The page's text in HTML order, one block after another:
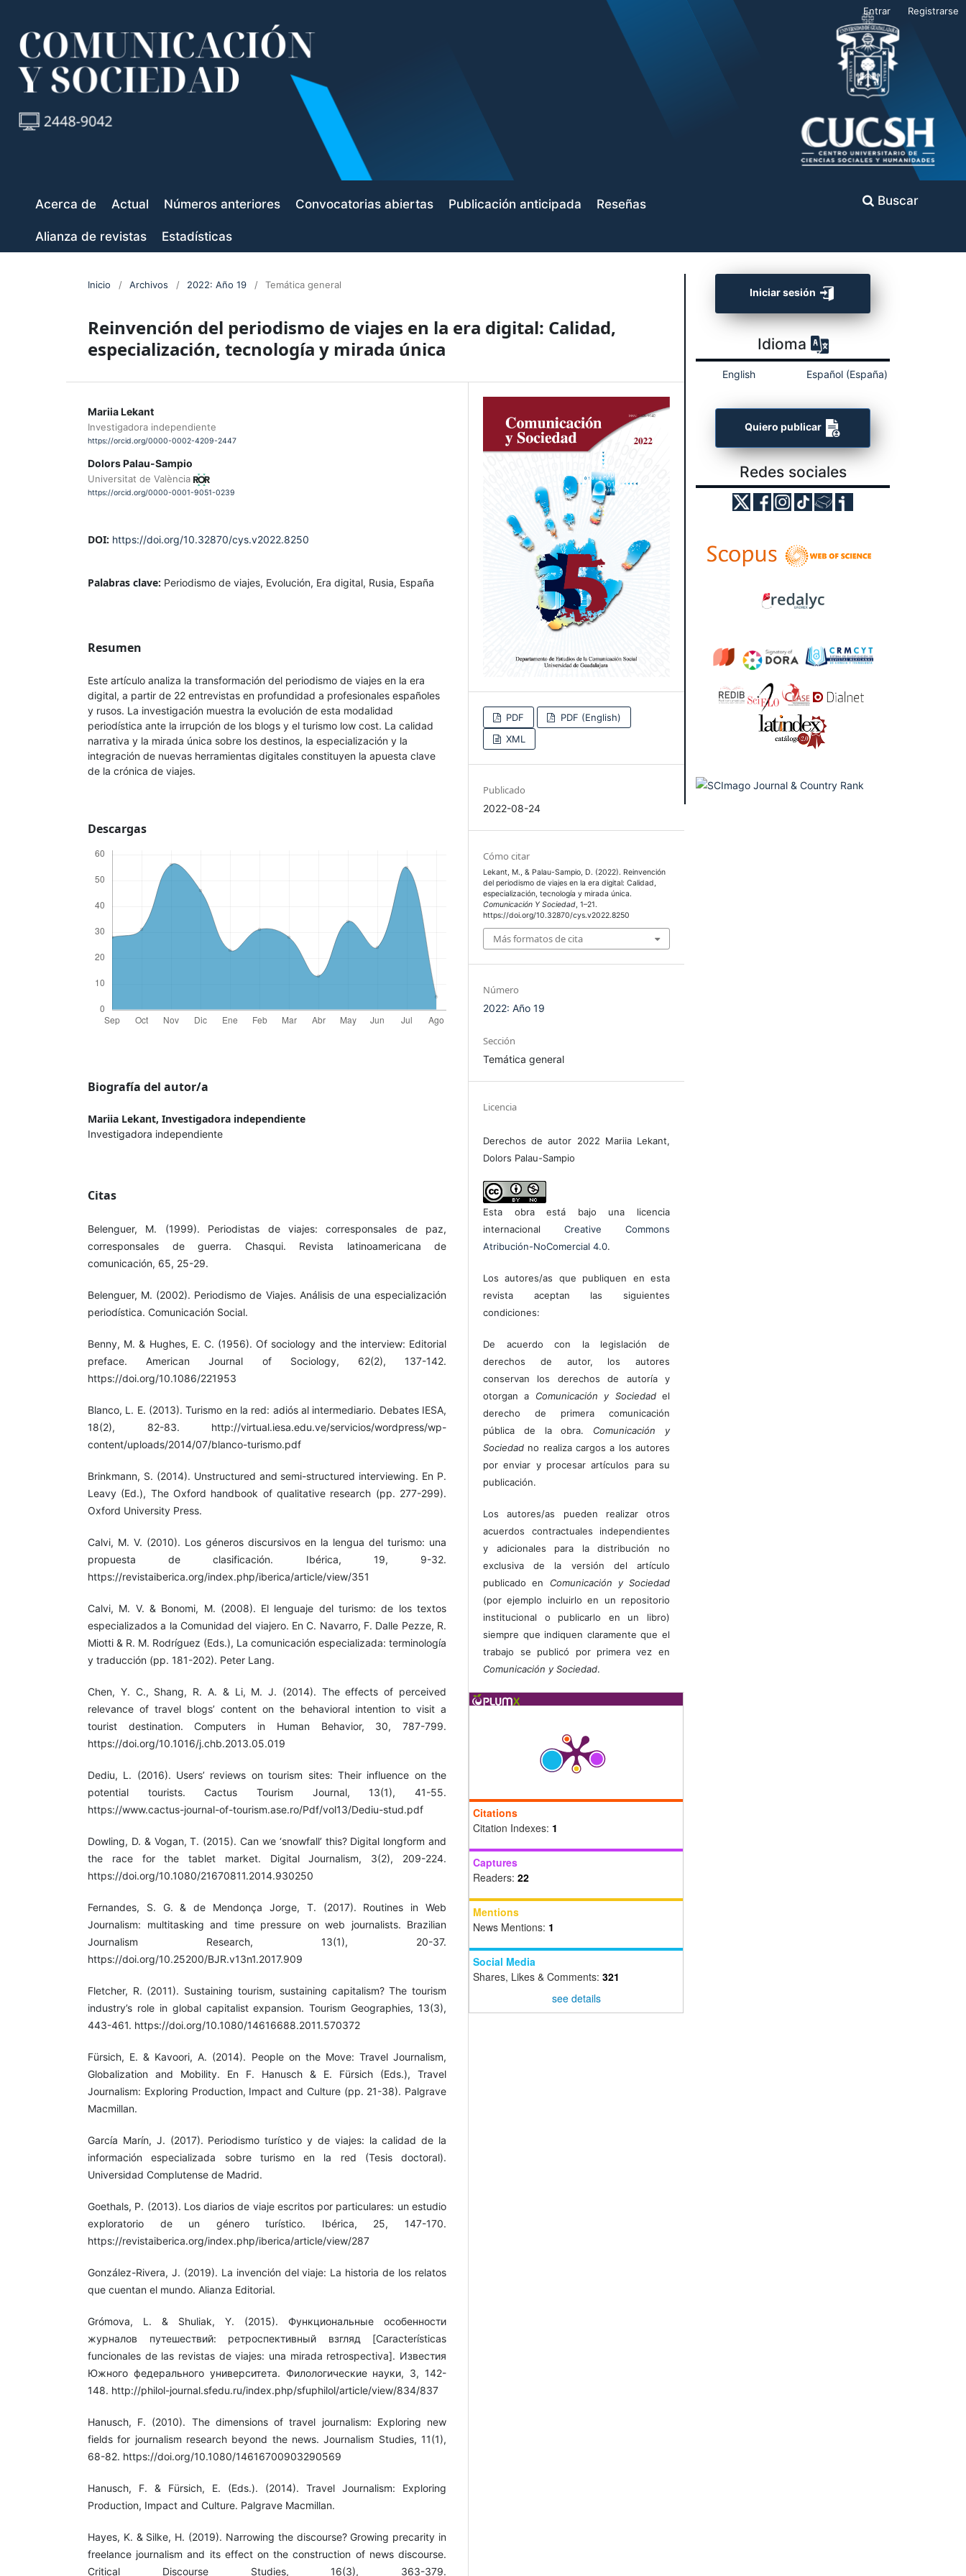
Acerca de Actual Números anteriores Convocatorias abiertas Publicación anticipada Reseñas
Alianza de revistas Estadísticas
Buscar
Entrar Registrarse
Inicio / Archivos / 2022: Año 19 / Temática general
Reinvención del periodismo de viajes en la era digital: Calidad,
especialización, tecnología y mirada única
Mariia Lekant
Investigadora independiente
https://orcid.org/0000-0002-4209-2447
Dolors Palau-Sampio
Universitat de València
https://orcid.org/0000-0001-9051-0239
DOI: https://doi.org/10.32870/cys.v2022.8250
Palabras clave: Periodismo de viajes, Evolución, Era digital, Rusia, España
Resumen
Este artículo analiza la transformación del periodismo de viajes en la era
digital, a partir de 22 entrevistas en profundidad a profesionales españoles
y rusos. La investigación muestra la evolución de esta modalidad
periodística ante la irrupción de los blogs y el turismo low cost. La calidad
narrativa y la mirada única sobre los destinos, la especialización y la
integración de nuevas herramientas digitales constituyen la apuesta clave
de la crónica de viajes.
Descargas
Biografía del autor/a
Mariia Lekant, Investigadora independiente
Investigadora independiente
Citas
Belenguer, M. (1999). Periodistas de viajes: corresponsales de paz,
corresponsales de guerra. Chasqui. Revista latinoamericana de
comunicación, 65, 25-29.
Belenguer, M. (2002). Periodismo de Viajes. Análisis de una especialización
periodística. Comunicación Social.
Benny, M. & Hughes, E. C. (1956). Of sociology and the interview: Editorial
preface. American Journal of Sociology, 62(2), 137-142.
https://doi.org/10.1086/221953
Blanco, L. E. (2013). Turismo en la red: adiós al intermediario. Debates IESA,
18(2), 82-83. http://virtual.iesa.edu.ve/servicios/wordpress/wp-
content/uploads/2014/07/blanco-turismo.pdf
Brinkmann, S. (2014). Unstructured and semi-structured interviewing. En P.
Leavy (Ed.), The Oxford handbook of qualitative research (pp. 277-299).
Oxford University Press.
Calvi, M. V. (2010). Los géneros discursivos en la lengua del turismo: una
propuesta de clasificación. Ibérica, 19, 9-32.
https://revistaiberica.org/index.php/iberica/article/view/351
Calvi, M. V. & Bonomi, M. (2008). El lenguaje del turismo: de los textos
especializados a la Comunidad del viajero. En C. Navarro, F. Dalle Pezze, R.
Miotti & R. M. Rodríguez (Eds.), La comunicación especializada: terminología
y traducción (pp. 181-202). Peter Lang.
Chen, Y. C., Shang, R. A. & Li, M. J. (2014). The effects of perceived
relevance of travel blogs’ content on the behavioral intention to visit a
tourist destination. Computers in Human Behavior, 30, 787-799.
https://doi.org/10.1016/j.chb.2013.05.019
Dediu, L. (2016). Users’ reviews on tourism sites: Their influence on the
potential tourists. Cactus Tourism Journal, 13(1), 41-55.
https://www.cactus-journal-of-tourism.ase.ro/Pdf/vol13/Dediu-stud.pdf
Dowling, D. & Vogan, T. (2015). Can we ‘snowfall’ this? Digital longform and
the race for the tablet market. Digital Journalism, 3(2), 209-224.
https://doi.org/10.1080/21670811.2014.930250
Fernandes, S. G. & de Mendonça Jorge, T. (2017). Routines in Web
Journalism: multitasking and time pressure on web journalists. Brazilian
Journalism Research, 13(1), 20-37.
https://doi.org/10.25200/BJR.v13n1.2017.909
Fletcher, R. (2011). Sustaining tourism, sustaining capitalism? The tourism
industry’s role in global capitalist expansion. Tourism Geographies, 13(3),
443-461. https://doi.org/10.1080/14616688.2011.570372
Fürsich, E. & Kavoori, A. (2014). People on the Move: Travel Journalism,
Globalization and Mobility. En F. Hanusch & E. Fürsich (Eds.), Travel
Journalism: Exploring Production, Impact and Culture (pp. 21-38). Palgrave
Macmillan.
García Marín, J. (2017). Periodismo turístico y de viajes: la calidad de la
información especializada sobre turismo en la red (Tesis doctoral).
Universidad Complutense de Madrid.
Goethals, P. (2013). Los diarios de viaje escritos por particulares: un estudio
exploratorio de un género turístico. Ibérica, 25, 147-170.
https://revistaiberica.org/index.php/iberica/article/view/287
González-Rivera, J. (2019). La invención del viaje: La historia de los relatos
que cuentan el mundo. Alianza Editorial.
Grómova, L. & Shuliak, Y. (2015). Функциональные особенности
журналов путешествий: ретроспективный взгляд [Características
funcionales de las revistas de viajes: una mirada retrospectiva]. Известия
Южного федерального университета. Филологические науки, 3, 142-
148. http://philol-journal.sfedu.ru/index.php/sfuphilol/article/view/834/837
Hanusch, F. (2010). The dimensions of travel journalism: Exploring new
fields for journalism research beyond the news. Journalism Studies, 11(1),
68-82. https://doi.org/10.1080/14616700903290569
Hanusch, F. & Fürsich, E. (Eds.). (2014). Travel Journalism: Exploring
Production, Impact and Culture. Palgrave Macmillan.
Hayes, K. & Silke, H. (2019). Narrowing the discourse? Growing precarity in
freelance journalism and its effect on the construction of news discourse.
Critical Discourse Studies, 16(3), 363-379.
PDF
PDF (English)
XML
Publicado
2022-08-24
Cómo citar
Lekant, M., & Palau-Sampio, D. (2022). Reinvención
del periodismo de viajes en la era digital: Calidad,
especialización, tecnología y mirada única.
Comunicación Y Sociedad, 1–21.
https://doi.org/10.32870/cys.v2022.8250
Más formatos de cita
Número
2022: Año 19
Sección
Temática general
Licencia
Derechos de autor 2022 Mariia Lekant,
Dolors Palau-Sampio
Esta obra está bajo una licencia
internacional Creative Commons
Atribución-NoComercial 4.0.
Los autores/as que publiquen en esta
revista aceptan las siguientes
condiciones:
De acuerdo con la legislación de
derechos de autor, los autores
conservan los derechos de autoría y
otorgan a Comunicación y Sociedadel
derecho de primera comunicación
pública de la obra. Comunicación y
Sociedad no realiza cargos a los autores
por enviar y procesar artículos para su
publicación.
Los autores/as pueden realizar otros
acuerdos contractuales independientes
y adicionales para la distribución no
exclusiva de la versión del artículo
publicado en Comunicación y Sociedad
(por ejemplo incluirlo en un repositorio
institucional o publicarlo en un libro)
siempre que indiquen claramente que el
trabajo se publicó por primera vez en
Comunicación y Sociedad.
Citations
Citation Indexes: 1
Captures
Readers: 22
Mentions
News Mentions: 1
Social Media
Shares, Likes & Comments: 321
see details
Iniciar sesión
Idioma
English Español (España)
Quiero publicar
Redes sociales